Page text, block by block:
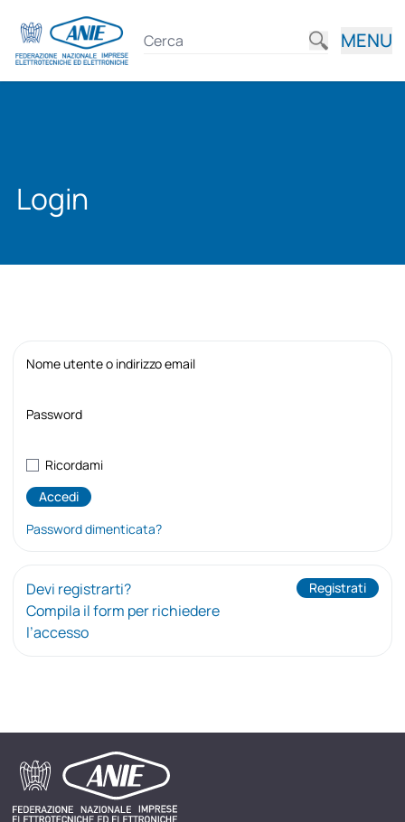
MENU
Login
Nome utente o indirizzo email
Password
Ricordami
Password dimenticata?
Devi registrarti?
Compila il form per richiedere
l’accesso
Registrati